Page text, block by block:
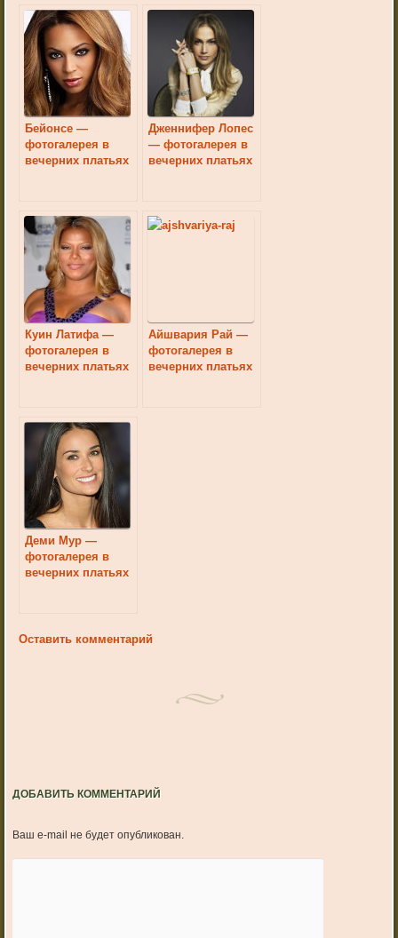
Бейонсе —
фотогалерея в
вечерних платьях
Дженнифер Лопес
— фотогалерея в
вечерних платьях
Куин Латифа —
фотогалерея в
вечерних платьях
Айшвария Рай —
фотогалерея в
вечерних платьях
Деми Мур —
фотогалерея в
вечерних платьях
Оставить комментарий
ДОБАВИТЬ КОММЕНТАРИЙ
Ваш e-mail не будет опубликован.